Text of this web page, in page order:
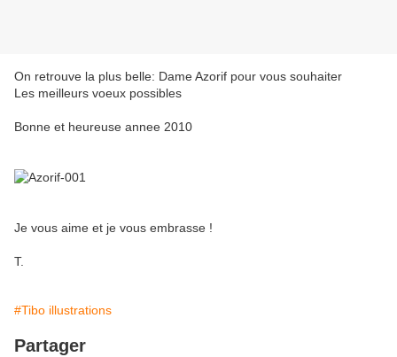
On retrouve la plus belle: Dame Azorif pour vous souhaiter
Les meilleurs voeux possibles
Bonne et heureuse annee 2010
Je vous aime et je vous embrasse !
T.
#Tibo illustrations
Partager